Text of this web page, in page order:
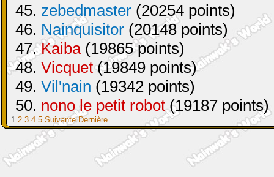
45. zebedmaster (20254 points)
46. Nainquisitor (20148 points)
47.Kaiba(19865 points)
48. Vicquet(19849 points)
49. Vil'nain (19342 points)
50. nono le petit robot(19187 points)
1 2 3 4 5 Suivante Dernière